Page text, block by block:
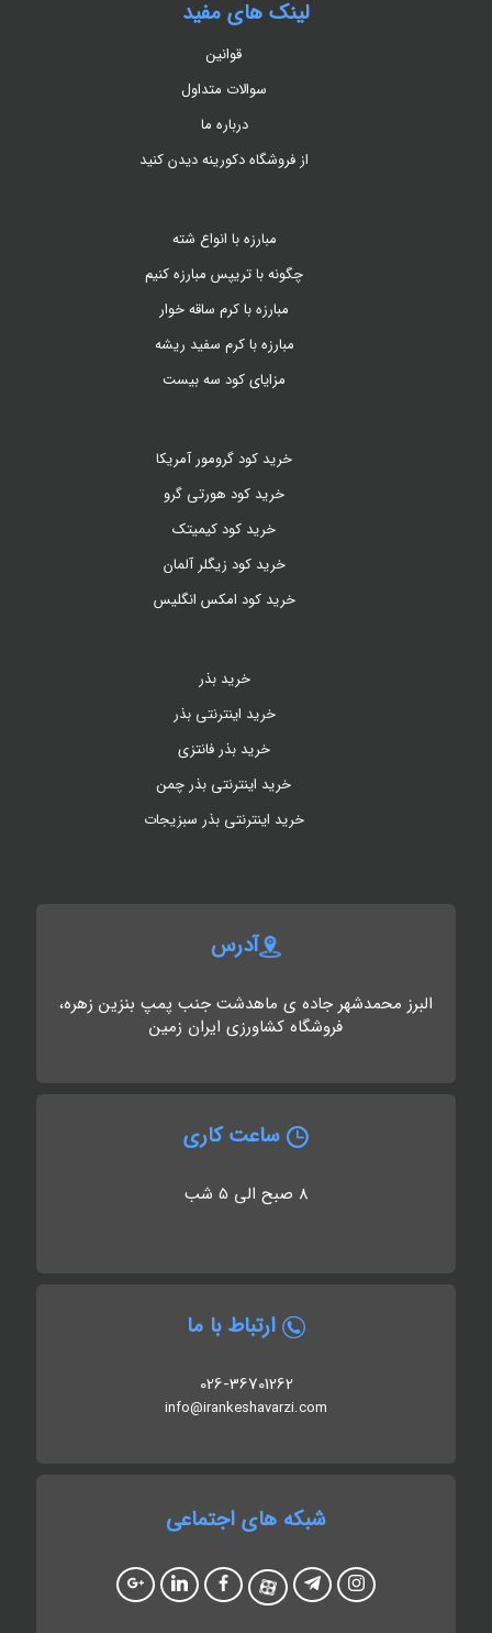
لینک های مفید
قوانین
سوالات متداول
درباره ما
از فروشگاه دکورینه دیدن کنید
مبارزه با انواع شته
چگونه با تریپس مبارزه کنیم
مبارزه با کرم ساقه خوار
مبارزه با کرم سفید ریشه
مزایای کود سه بیست
خرید کود گرومور آمریکا
خرید کود هورتی گرو
خرید کود کیمیتک
خرید کود زیگلر آلمان
خرید کود امکس انگلیس
خرید بذر
خرید اینترنتی بذر
خرید بذر فانتزی
خرید اینترنتی بذر چمن
خرید اینترنتی بذر سبزیجات
آدرس
البرز محمدشهر جاده ی ماهدشت جنب پمپ بنزین زهره،
فروشگاه کشاورزی ایران زمین
ساعت کاری
8 صبح الی 5 شب
ارتباط با ما
026-36701262
info@irankeshavarzi.com
شبکه های اجتماعی